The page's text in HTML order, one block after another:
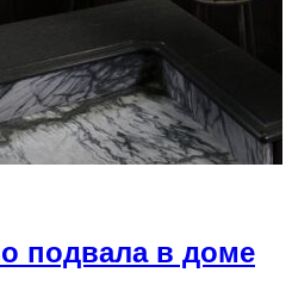
подвала в доме